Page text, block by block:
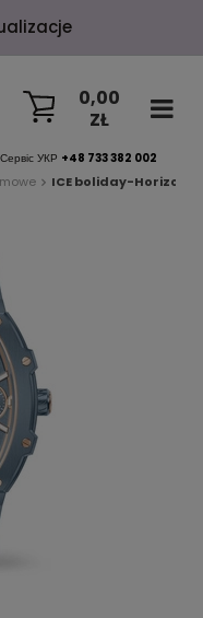
Сервіс УКР +48 733 382 002
0,00
ZŁ
ICE boliday-Horizon